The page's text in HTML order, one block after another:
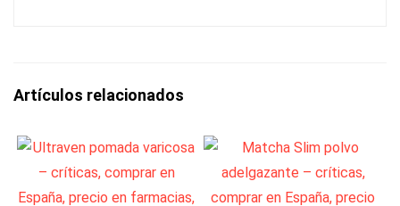
Artículos relacionados